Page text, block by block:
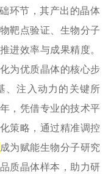
环节，其产出的晶体
靶点验证、生物分子
进效率与成果精度。
为优质晶体的核心步
、注入动力的关键所
，凭借专业的技术平
策略，通过精准调控
成为赋能生物分子研究
质晶体样本，助力研